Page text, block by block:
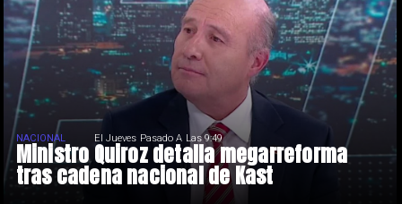
Ministro Quiroz detalla megarreforma
tras cadena nacional de Kast
NACIONAL El Jueves Pasado A Las 9:49